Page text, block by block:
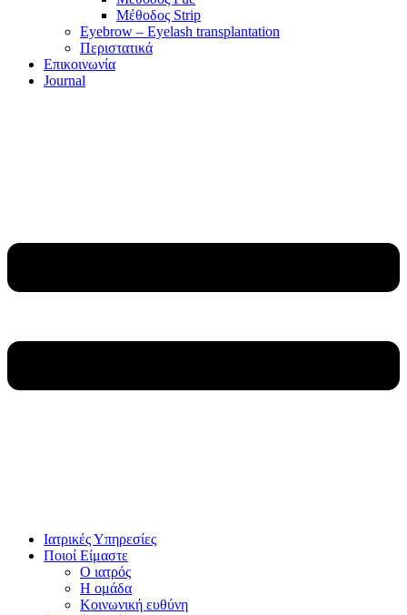
Μέθοδος Strip
Eyebrow – Eyelash transplantation
Περιστατικά
Επικοινωνία
Journal
Ιατρικές Υπηρεσίες
Ποιοί Είμαστε
Ο ιατρός
Η ομάδα
Κοινωνική ευθύνη